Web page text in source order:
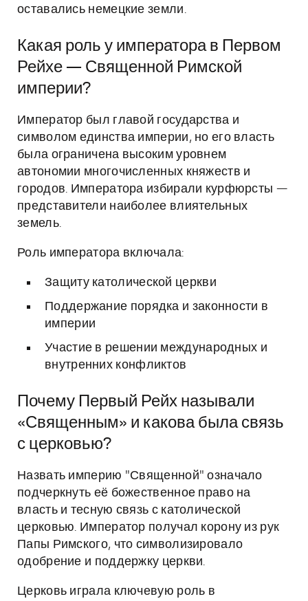
оставались немецкие земли.
Какая роль у императора в Первом
Рейхе — Священной Римской
империи?
Император был главой государства и
символом единства империи, но его власть
была ограничена высоким уровнем
автономии многочисленных княжеств и
городов. Императора избирали курфюрсты —
представители наиболее влиятельных
земель.
Роль императора включала:
Защиту католической церкви
Поддержание порядка и законности в
империи
Участие в решении международных и
внутренних конфликтов
Почему Первый Рейх называли
«Священным» и какова была связь
с церковью?
Назвать империю "Священной" означало
подчеркнуть её божественное право на
власть и тесную связь с католической
церковью. Император получал корону из рук
Папы Римского, что символизировало
одобрение и поддержку церкви.
Церковь играла ключевую роль в